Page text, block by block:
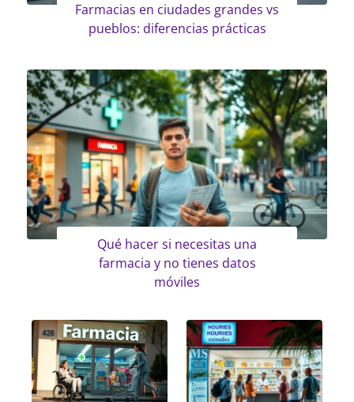
Farmacias en ciudades grandes vs
pueblos: diferencias prácticas
Qué hacer si necesitas una
farmacia y no tienes datos
móviles